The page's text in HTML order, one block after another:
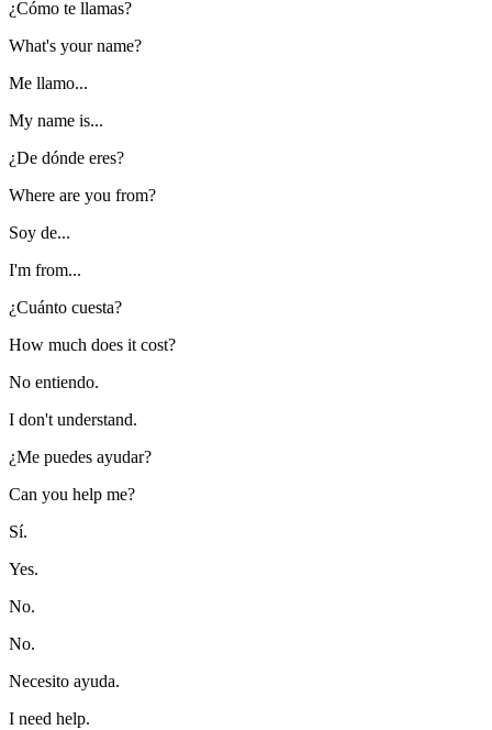
¿Cómo te llamas?
What's your name?
Me llamo...
My name is...
¿De dónde eres?
Where are you from?
Soy de...
I'm from...
¿Cuánto cuesta?
How much does it cost?
No entiendo.
I don't understand.
¿Me puedes ayudar?
Can you help me?
Sí.
Yes.
No.
No.
Necesito ayuda.
I need help.